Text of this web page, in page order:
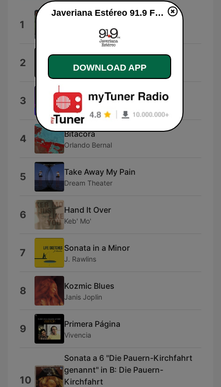
1 Tuna Javeriana
2 Enemigo Para El Amor
Francisco Javier
3 Himno Nacional Argentino
Diego Rafael Torres
4 Bitácora
Orlando Bernal
5 Take Away My Pain
Dream Theater
6 Hand It Over
Keb' Mo'
7 Sonata in a Minor
J. Rawlins
8 Kozmic Blues
Janis Joplin
9 Primera Página
Vivencia
10
Sonata a 6 "Die Pauern-Kirchfahrt
genannt" in B: Die Pauern-
Kirchfahrt
Javeriana Estéreo 91.9 FM live
DOWNLOAD APP